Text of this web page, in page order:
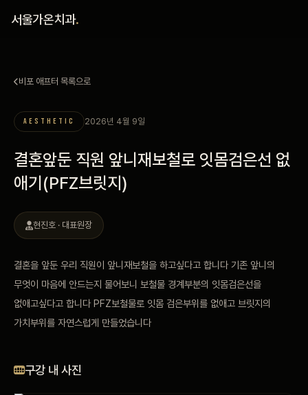
서울가온치과.
커뮤니티
의료진
안내
블로그
비포 애프터
공지사항
비포 애프터 목록으로
AESTHETIC 2026년 4월 9일
결혼앞둔 직원 앞니재보철로 잇몸검은선 없
애기(PFZ브릿지)
현진호 · 대표원장
결혼을 앞둔 우리 직원이 앞니재보철을 하고싶다고 합니다 기존 앞니의
무엇이 마음에 안드는지 물어보니 보철물 경계부분의 잇몸검은선을
없애고싶다고 합니다 PFZ보철물로 잇몸 검은부위를 없애고 브릿지의
가치부위를 자연스럽게 만들었습니다
구강 내 사진